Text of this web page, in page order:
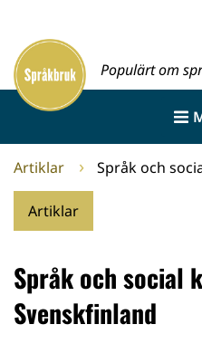
innehållet
Framsida
Populärt om
Artiklar Språk och
Artiklar
Språk och social
Svenskfinland